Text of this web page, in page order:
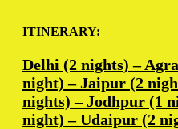
ITINERARY:
Delhi (2 nights) –
night) – Jaipur (2
nights) – Jodhpur (1
night) – Udaipur (2